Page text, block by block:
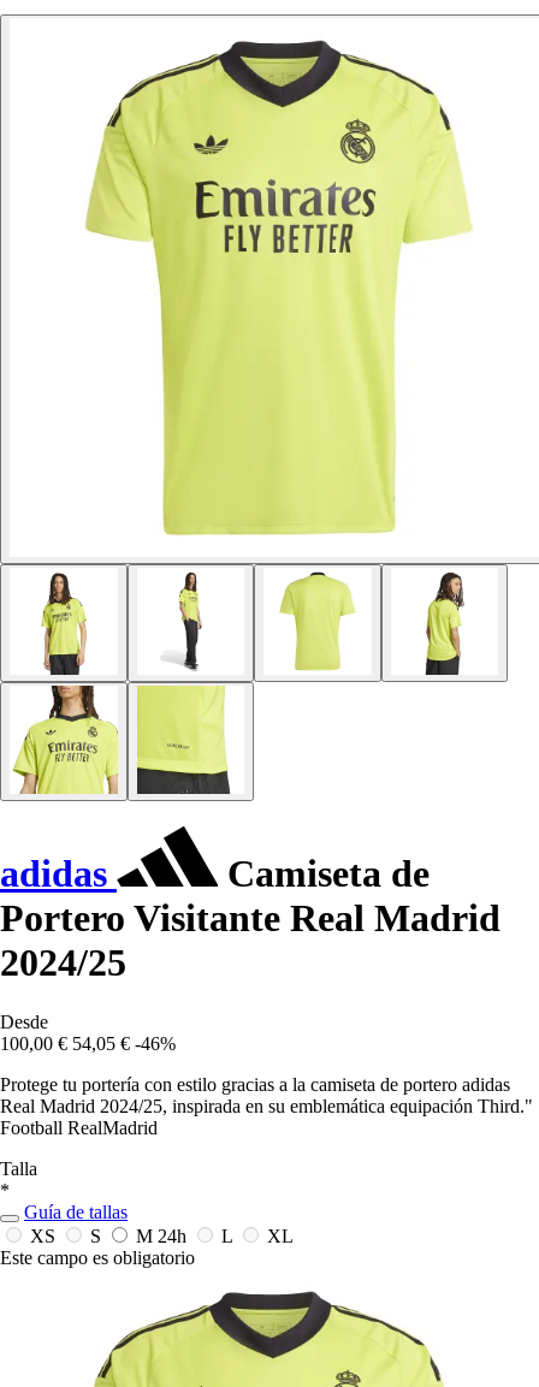
adidas
Camiseta de
Portero Visitante Real Madrid
2024/25
Desde
100,00 € 54,05 € -46%
Protege tu portería con estilo gracias a la camiseta de portero adidas
Real Madrid 2024/25, inspirada en su emblemática equipación Third."
Football RealMadrid
Talla
*
Guía de tallas
XS
S M 24h L
XL
Este campo es obligatorio